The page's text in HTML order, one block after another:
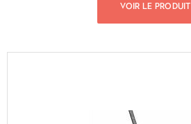
VOIR LE PRODUIT